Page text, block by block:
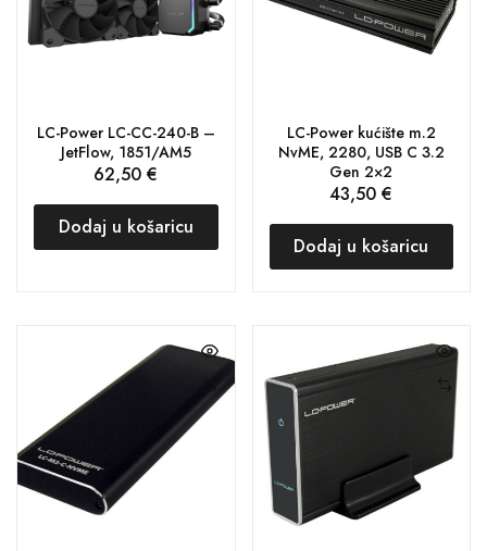
LC-Power LC-CC-240-B –
JetFlow, 1851/AM5
62,50€
Dodaj u košaricu
LC-Power kućište m.2
NvME, 2280, USB C 3.2
Gen 2×2
43,50€
Dodaj u košaricu